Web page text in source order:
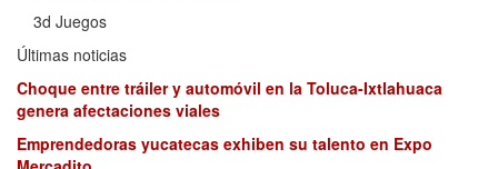
3d Juegos
Últimas noticias
Choque entre tráiler y automóvil en la Toluca-Ixtlahuaca
genera afectaciones viales
Emprendedoras yucatecas exhiben su talento en Expo